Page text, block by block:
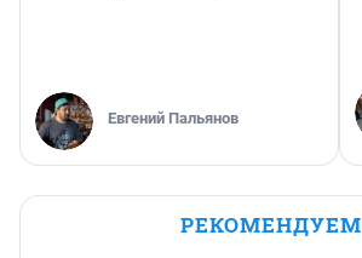
Евгений Пальянов
РЕКОМЕНДУЕМ